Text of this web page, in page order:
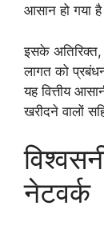
आसान हो गया
इसके अतिरिक्त,
लागत को
यह वित्तीय
खरीदने वालों
नेटवर्क